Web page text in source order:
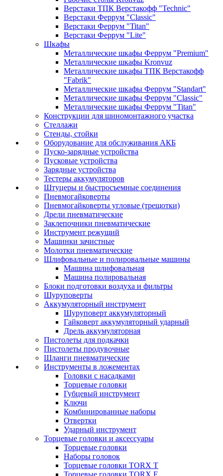
Верстаки ТПК Верстакофф "Technic"
Верстаки Феррум "Classic"
Верстаки Феррум "Titan"
Верстаки Феррум "Lite"
Шкафы
Металлические шкафы Феррум "Premium"
Металлические шкафы Kronvuz
Металлические шкафы ТПК Верстакофф
"Fabrik"
Металлические шкафы Феррум "Standart"
Металлические шкафы Феррум "Classic"
Металлические шкафы Феррум "Titan"
Конструкции для шиномонтажного участка
Стеллажи
Стенды, стойки
Оборудование для обслуживания АКБ
Пуско-зарядные устройства
Пусковые устройства
Зарядные устройства
Тестеры аккумуляторов
Штуцеры и быстросъемные соединения
Пневмогайковерты
Пневмогайковерты угловые (трещотки)
Дрели пневматические
Заклепочники пневматические
Инструмент режущий
Машинки зачистные
Молотки пневматические
Шлифовальные и полировальные машины
Машина шлифовальная
Машина полировальная
Блоки подготовки воздуха и фильтры
Шуруповерты
Аккумуляторный инструмент
Шуруповерт аккумуляторный
Гайковерт аккумуляторный ударный
Дрель аккумуляторная
Пистолеты для подкачки
Пистолеты продувочные
Шланги пневматические
Инструменты в ложементах
Головки с насадками
Торцевые головки
Губцевый инструмент
Ключи
Комбинированные наборы
Отвертки
Ударный инструмент
Торцевые головки и аксессуары
Торцевые головки
Наборы головок
Торцевые головки TORX T
Торцевые головки TORX Е